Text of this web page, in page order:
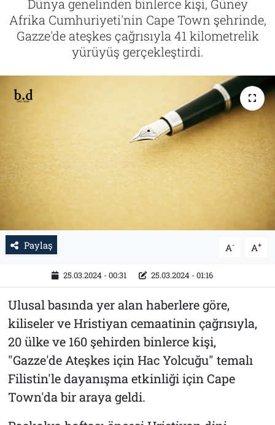
Dünya genelinden binlerce kişi, Güney
Afrika Cumhuriyeti'nin Cape Town şehrinde,
Gazze'de ateşkes çağrısıyla 41 kilometrelik
yürüyüş gerçekleştirdi.
Paylaş A- A+
25.03.2024 - 00:31 25.03.2024 - 01:16
Ulusal basında yer alan haberlere göre,
kiliseler ve Hristiyan cemaatinin çağrısıyla,
20 ülke ve 160 şehirden binlerce kişi,
"Gazze'de Ateşkes için Hac Yolcuğu" temalı
Filistin'le dayanışma etkinliği için Cape
Town'da bir araya geldi.
Tarih
İletişim